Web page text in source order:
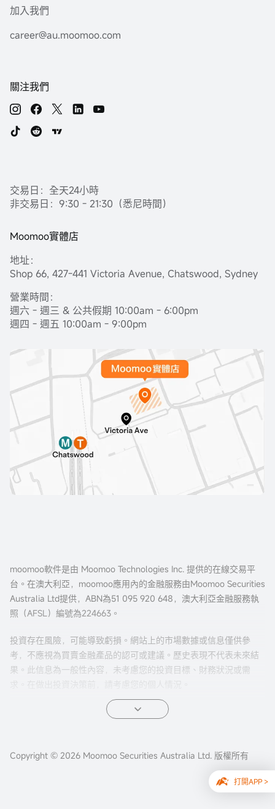
打開APP >
加入我們
career@au.moomoo.com
關注我們
交易日：全天24小時
非交易日：9:30 - 21:30（悉尼時間）
Moomoo實體店
地址：
Shop 66, 427-441 Victoria Avenue, Chatswood, Sydney
營業時間：
週六 - 週三 & 公共假期 10:00am - 6:00pm
週四 - 週五 10:00am - 9:00pm
moomoo軟件是由 Moomoo Technologies Inc. 提供的在線交易平
台。在澳大利亞，moomoo應用內的金融服務由Moomoo Securities
Australia Ltd提供，ABN為51 095 920 648，澳大利亞金融服務執
照（AFSL）編號為224663。
投資存在風險，可能導致虧損。網站上的市場數據或信息僅供參
考，不應視為買賣金融產品的認可或建議。歷史表現不代表未來結
果。此信息為一般性內容，未考慮您的投資目標、財務狀況或需
期權交易風險較高，並不適合所有投資者。期權的特性有可能導致
（OCC）發布的《標準化期權的特性和風險》等文件。
《金融服務指南》、
Copyright © 2026 Moomoo Securities Australia Ltd. 版權所有